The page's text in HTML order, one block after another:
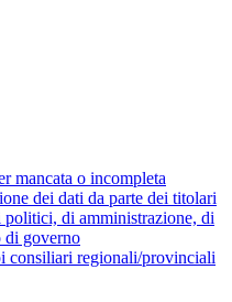
mancata o incompleta
dei dati da parte dei titolari
di amministrazione, di
di governo
consiliari regionali/provinciali